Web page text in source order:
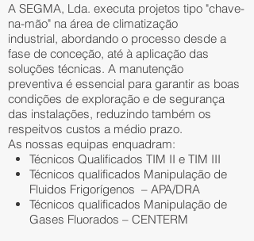
A SEGMA, Lda. executa projetos tipo "chave-
na-mão" na área de climatização
industrial, abordando o processo desde a
fase de conceção, até à aplicação das
soluções técnicas. A manutenção
preventiva é essencial para garantir as boas
condições de exploração e de segurança
das instalações, reduzindo também os
respeitvos custos a médio prazo.
As nossas equipas enquadram:
Técnicos Qualificados TIM II e TIM III
Técnicos qualificados Manipulação de
Fluidos Frigorígenos – APA/DRA
Técnicos qualificados Manipulação de
Gases Fluorados – CENTERM